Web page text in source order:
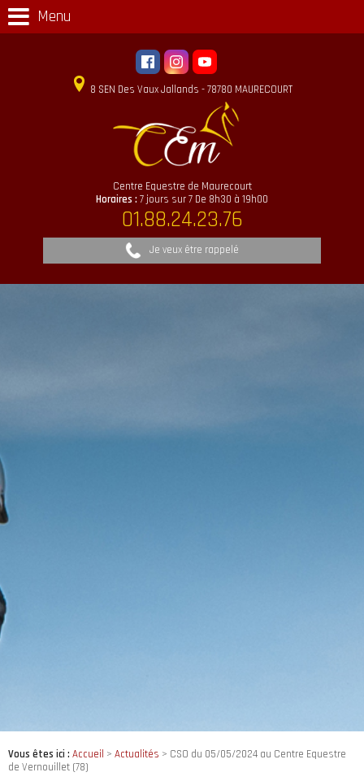
Menu
8 SEN Des Vaux Jallands - 78780 MAURECOURT
Centre Equestre de Maurecourt
Horaires : 7 jours sur 7 De 8h30 à 19h00
01.88.24.23.76
Je veux être rappelé
Vous êtes ici : Accueil > Actualités > CSO du 05/05/2024 au Centre Equestre
de Vernouillet (78)